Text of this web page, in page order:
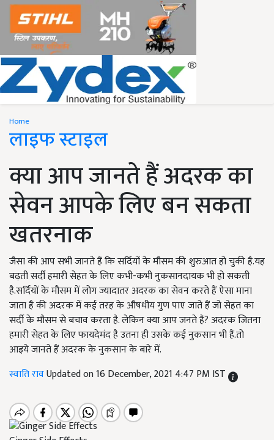
Home
लाइफ स्टाइल
क्या आप जानते हैं अदरक का
सेवन आपके लिए बन सकता
खतरनाक
जैसा की आप सभी जानते हैं कि सर्दियों के मौसम की शुरुआत हो चुकी है.यह
बढ़ती सर्दी हमारी सेहत के लिए कभी-कभी नुकसानदायक भी हो सकती
है.सर्दियों के मौसम में लोग ज्यादातर अदरक का सेवन करते हैं ऐसा माना
जाता है की अदरक में कई तरह के औषधीय गुण पाए जाते हैं जो सेहत का
सर्दी के मौसम से बचाव करता है. लेकिन क्या आप जनते हैं? अदरक जितना
हमारी सेहत के लिए फायदेमंद है उतना ही उसके कई नुकसान भी हैं.तो
आइये जानते हैं अदरक के नुकसान के बारे में.
स्वाति रावUpdated on 16 December, 2021 4:47 PM IST